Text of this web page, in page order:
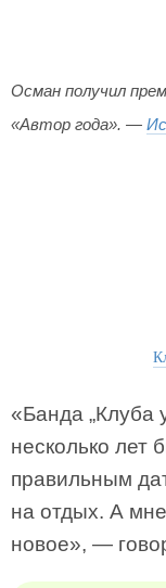
Осман получил
«Автор года». —
«Банда „Клуба
несколько лет
правильным
на отдых. А
новое», —